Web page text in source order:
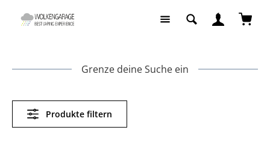
Zum Hauptinhalt springen
Grenze deine Suche ein
Produkte filtern